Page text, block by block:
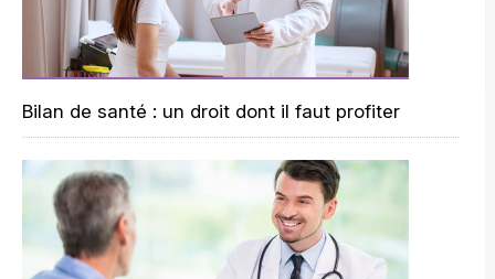
Bilan de santé : un droit dont il faut profiter